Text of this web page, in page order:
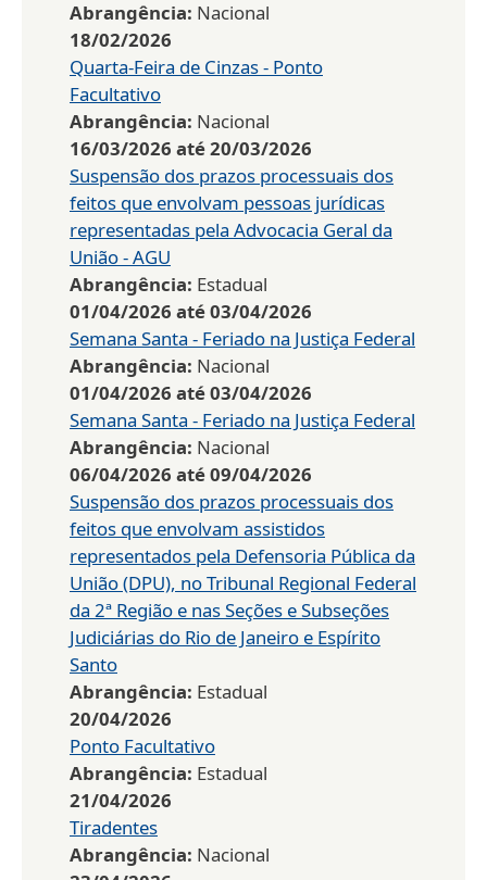
Abrangência: Nacional
18/02/2026
Quarta-Feira de Cinzas - Ponto
Facultativo
Abrangência: Nacional
16/03/2026 até20/03/2026
Suspensão dos prazos processuais dos
feitos que envolvam pessoas jurídicas
representadas pela Advocacia Geral da
União - AGU
Abrangência: Estadual
01/04/2026 até03/04/2026
Semana Santa - Feriado na Justiça Federal
Abrangência: Nacional
01/04/2026 até03/04/2026
Semana Santa - Feriado na Justiça Federal
Abrangência: Nacional
06/04/2026 até09/04/2026
Suspensão dos prazos processuais dos
feitos que envolvam assistidos
representados pela Defensoria Pública da
União (DPU), no Tribunal Regional Federal
da 2ª Região e nas Seções e Subseções
Judiciárias do Rio de Janeiro e Espírito
Santo
Abrangência: Estadual
20/04/2026
Ponto Facultativo
Abrangência: Estadual
21/04/2026
Tiradentes
Abrangência: Nacional